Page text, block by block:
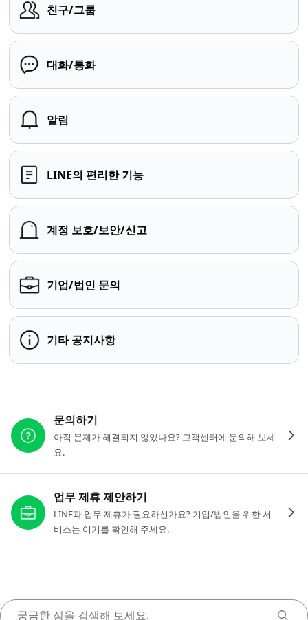
친구/그룹
대화/통화
알림
LINE의 편리한 기능
계정 보호/보안/신고
기업/법인 문의
기타 공지사항
문의하기
아직 문제가 해결되지 않았나요? 고객센터에 문의해 보세
요.
업무 제휴 제안하기
LINE과 업무 제휴가 필요하신가요? 기업/법인을 위한 서
비스는 여기를 확인해 주세요.